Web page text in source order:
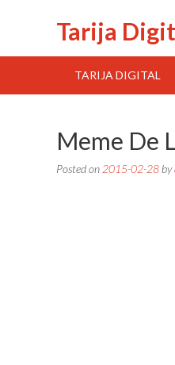
Tarija
TARIJA DIGITAL
Meme De
Posted on 2015-02-28 by